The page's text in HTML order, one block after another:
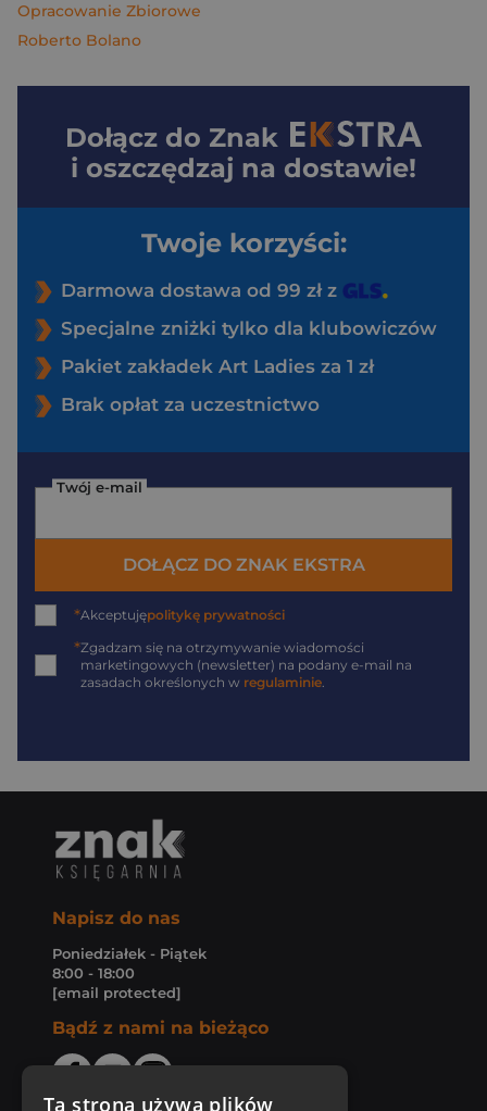
Opracowanie Zbiorowe
Roberto Bolano
Dołącz do Znak
i oszczędzaj na dostawie!
Twoje korzyści:
Darmowa dostawa od 99 zł z
Specjalne zniżki tylko dla klubowiczów
Pakiet zakładek Art Ladies za 1 zł
Brak opłat za uczestnictwo
Twój e-mail
DOŁĄCZ DO ZNAK EKSTRA
*Akceptujępolitykę prywatności
*Zgadzam się na otrzymywanie wiadomości
marketingowych (newsletter) na podany e-mail na
zasadach określonych w regulaminie.
Napisz do nas
Poniedziałek - Piątek
8:00 - 18:00
[email protected]
Bądź z nami na bieżąco
Ta strona używa plików